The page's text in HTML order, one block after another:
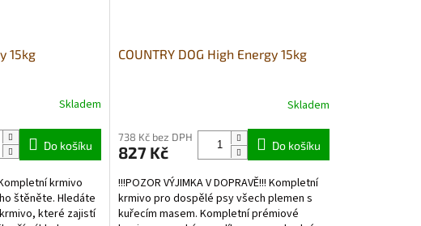
15kg
Skladem
Do košíku
krmivo
štěněte. Hledáte
které zajistí
COUNTRY DOG High Energy 15kg
Skladem
738 Kč bez DPH
827 Kč Do košíku
!!!POZOR VÝJIMKA V DOPRAVĚ!!! Kompletní
krmivo pro dospělé psy všech plemen s
kuřecím masem. Kompletní prémiové